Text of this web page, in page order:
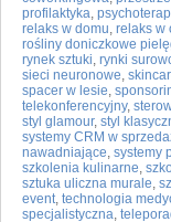
profilaktyka,
relaks w domu, relaks w
rośliny doniczkowe
rynek sztuki, rynki
sieci neuronowe,
spacer w lesie,
telekonferencyjny,
styl glamour, styl
systemy CRM w
nawadniające, systemy
szkolenia kulinarne,
sztuka uliczna murale,
event, technologia
specjalistyczna,